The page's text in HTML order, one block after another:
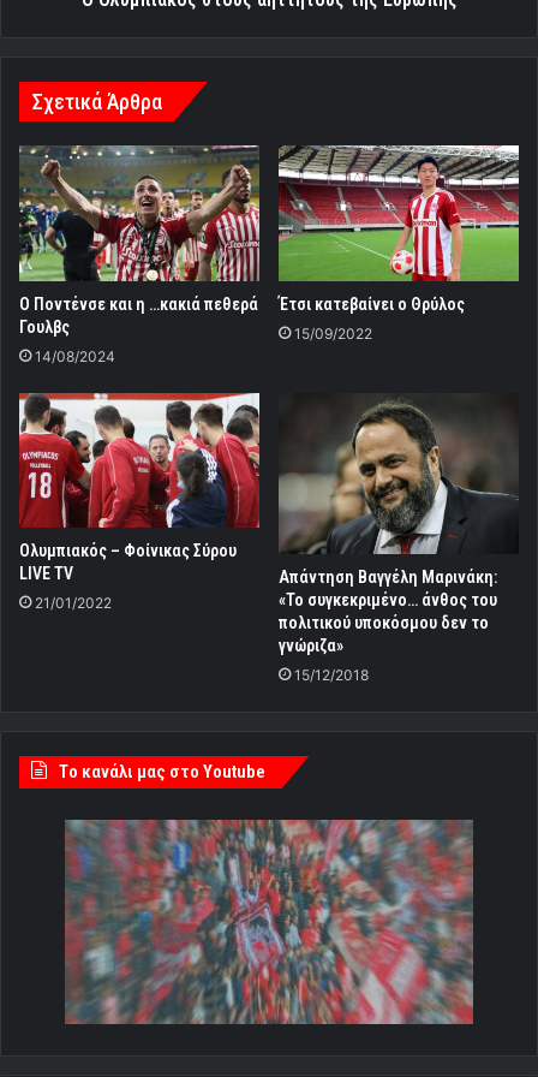
Σχετικά Άρθρα
O Ποντένσε και η …κακιά πεθερά
Γουλβς
14/08/2024
Έτσι κατεβαίνει ο Θρύλος
15/09/2022
Ολυμπιακός – Φοίνικας Σύρου
LIVE TV
21/01/2022
Απάντηση Βαγγέλη Μαρινάκη:
«Το συγκεκριμένο… άνθος του
πολιτικού υποκόσμου δεν το
γνώριζα»
15/12/2018
Tο κανάλι μας στο Youtube